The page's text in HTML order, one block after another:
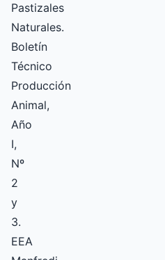
Pastizales
Naturales.
Boletín
Técnico
Producción
Animal,
Año
I,
Nº
2
y
3.
EEA